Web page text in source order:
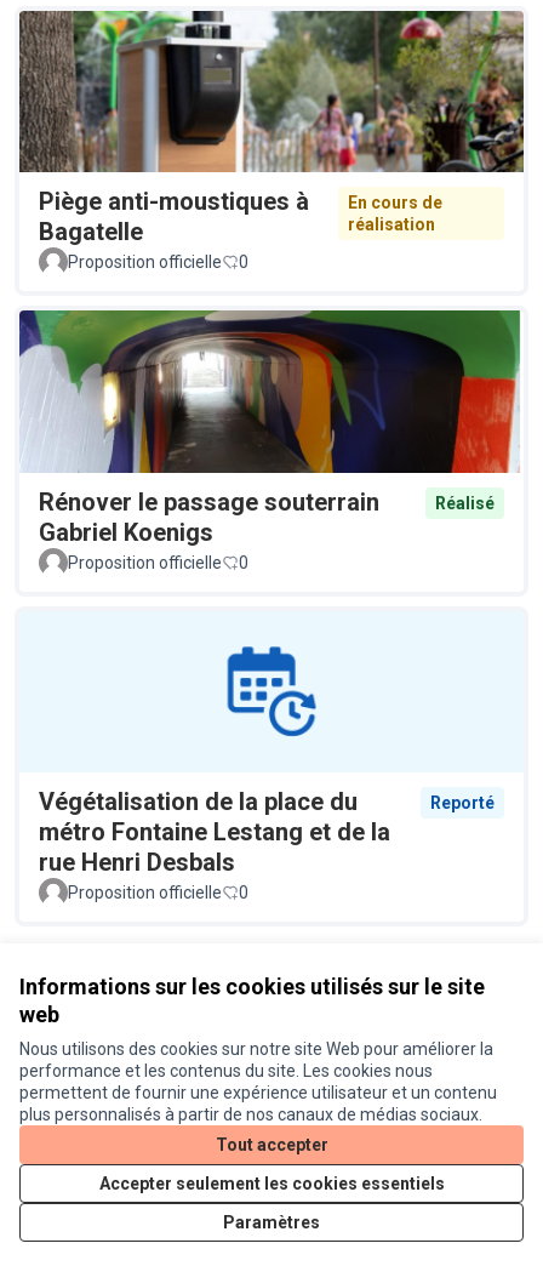
Informations sur les cookies utilisés sur le site
web
Nous utilisons des cookies sur notre site Web pour améliorer la
performance et les contenus du site. Les cookies nous
permettent de fournir une expérience utilisateur et un contenu
plus personnalisés à partir de nos canaux de médias sociaux.
Tout accepter
Accepter seulement les cookies essentiels
Paramètres
Piège anti-moustiques à
Bagatelle
En cours de
réalisation
Proposition officielle
0
Rénover le passage souterrain
Gabriel Koenigs
Réalisé
Proposition officielle 0
Végétalisation de la place du
métro Fontaine Lestang et de la
rue Henri Desbals
Reporté
Proposition officielle 0
Conditions d'utilisation
Paramètres des cookies
Je participe ! sur X
(Lien externe)
Je participe ! sur Facebook
Je participe ! sur Instagram
Site réalisé grâce aulogiciel libre Decidim .
Licence
(Lien